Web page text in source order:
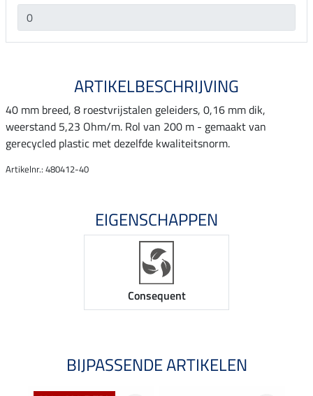
ARTIKELBESCHRIJVING
40 mm breed, 8 roestvrijstalen geleiders, 0,16 mm dik,
weerstand 5,23 Ohm/m. Rol van 200 m - gemaakt van
gerecycled plastic met dezelfde kwaliteitsnorm.
Artikelnr.: 480412-40
EIGENSCHAPPEN
Consequent
BIJPASSENDE ARTIKELEN